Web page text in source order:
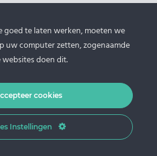
goed te laten werken, moeten we
uw computer zetten, zogenaamde
doen dit.
cookies
Instellingen